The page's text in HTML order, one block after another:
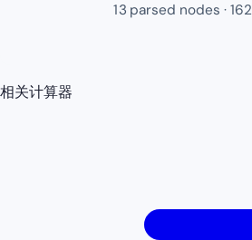
13 parsed nodes ·162
相关计算器